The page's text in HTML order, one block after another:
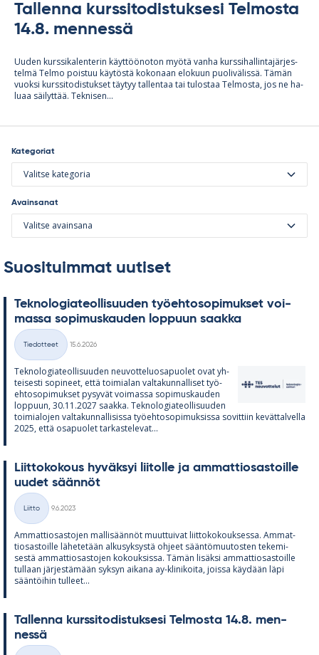
Tallenna kurssitodistuksesi Telmosta
14.8. mennessä
Uu­den kurs­si­ka­len­te­rin käyt­töö­no­ton myötä vanha kurs­si­hal­lin­ta­jär­jes­
telmä Telmo pois­tuu käy­töstä ko­ko­naan elo­kuun puo­li­vä­lissä. Tä­män
vuoksi kurs­si­to­dis­tuk­set täy­tyy tal­len­taa tai tu­los­taa Tel­mosta, jos ne ha­
luaa säi­lyt­tää. Tek­ni­sen...
Kategoriat
Valitse kategoria
Avainsanat
Valitse avainsana
Suosituimmat uutiset
Tek­no­lo­gia­teol­li­suu­den työ­eh­to­so­pi­muk­set voi­
massa so­pi­mus­kau­den lop­puun saakka
Kategoriat
Tiedotteet
15.6.2026
Tek­no­lo­gia­teol­li­suu­den neu­vot­te­luos­a­puo­let ovat yh­
tei­sesti so­pi­neet, että toi­mia­lan val­ta­kun­nal­li­set työ­
eh­to­so­pi­muk­set py­sy­vät voi­massa so­pi­mus­kau­den
lop­puun, 30.11.2027 saakka. Tek­no­lo­gia­teol­li­suu­den
toi­mia­lo­jen val­ta­kun­nal­li­sissa työ­eh­to­so­pi­muk­sissa so­vit­tiin ke­vät­tal­vella
2025, että os­a­puo­let tar­kas­te­le­vat...
Liit­to­ko­kous hy­väk­syi lii­tolle ja am­mat­tio­sas­toille
uu­det sään­nöt
Kategoriat
Liitto
9.6.2023
Am­mat­tio­sas­to­jen mal­li­sään­nöt muut­tui­vat liit­to­ko­kouk­sessa. Am­mat­
tio­sas­toille lä­he­te­tään al­kusyk­systä oh­jeet sään­tö­muu­tos­ten te­ke­mi­
sestä am­mat­tio­sas­to­jen ko­kouk­sissa. Tä­män li­säksi am­mat­tio­sas­toille
tul­laan jär­jes­tä­mään syk­syn ai­kana ay-kli­ni­koita, joissa käy­dään läpi
sään­töi­hin tul­leet...
Tal­lenna kurs­si­to­dis­tuk­sesi Tel­mosta 14.8. men­
nessä